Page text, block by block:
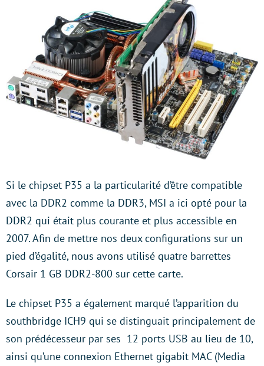
Si le chipset P35 a la particularité d’être compatible
avec la DDR2 comme la DDR3, MSI a ici opté pour la
DDR2 qui était plus courante et plus accessible en
2007. Afin de mettre nos deux configurations sur un
pied d’égalité, nous avons utilisé quatre barrettes
Corsair 1 GB DDR2-800 sur cette carte.
Le chipset P35 a également marqué l’apparition du
southbridge ICH9 qui se distinguait principalement de
son prédécesseur par ses 12 ports USB au lieu de 10,
ainsi qu’une connexion Ethernet gigabit MAC (Media